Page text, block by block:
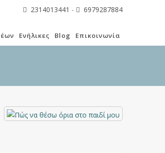
2314013441 - 6979287884
Ενήλικες Blog Επικοινωνία